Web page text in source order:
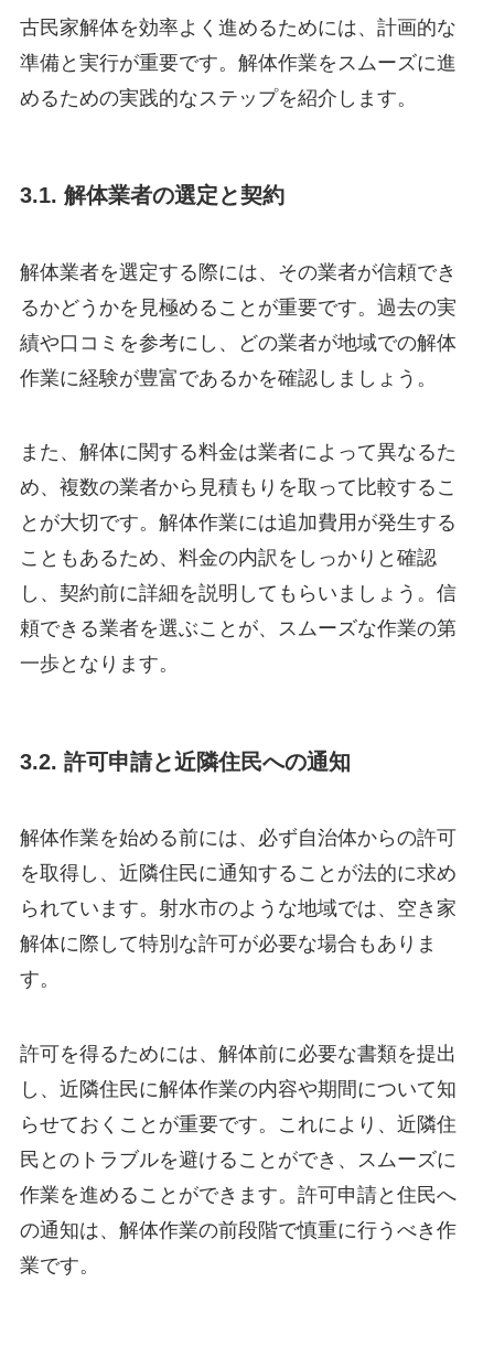
古民家解体を効率よく進めるためには、計画的な
準備と実行が重要です。解体作業をスムーズに進
めるための実践的なステップを紹介します。
3.1. 解体業者の選定と契約
解体業者を選定する際には、その業者が信頼でき
るかどうかを見極めることが重要です。過去の実
績や口コミを参考にし、どの業者が地域での解体
作業に経験が豊富であるかを確認しましょう。
また、解体に関する料金は業者によって異なるた
め、複数の業者から見積もりを取って比較するこ
とが大切です。解体作業には追加費用が発生する
こともあるため、料金の内訳をしっかりと確認
し、契約前に詳細を説明してもらいましょう。信
頼できる業者を選ぶことが、スムーズな作業の第
一歩となります。
3.2. 許可申請と近隣住民への通知
解体作業を始める前には、必ず自治体からの許可
を取得し、近隣住民に通知することが法的に求め
られています。射水市のような地域では、空き家
解体に際して特別な許可が必要な場合もありま
す。
許可を得るためには、解体前に必要な書類を提出
し、近隣住民に解体作業の内容や期間について知
らせておくことが重要です。これにより、近隣住
民とのトラブルを避けることができ、スムーズに
作業を進めることができます。許可申請と住民へ
の通知は、解体作業の前段階で慎重に行うべき作
業です。